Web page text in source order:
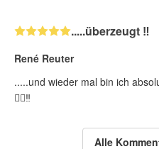
.....überzeugt ‼️
René Reuter
.....und wieder mal bin ich
✌🏻‼️
Alle